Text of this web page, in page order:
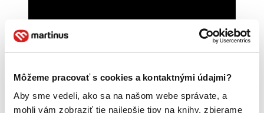
Môžeme pracovať s cookies a kontaktnými údajmi?
Aby sme vedeli, ako sa na našom webe správate, a
mohli vám zobraziť tie najlepšie tipy na knihy, zbierame